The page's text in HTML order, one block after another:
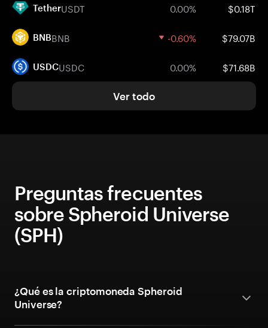
TetherUSDT 0.00% $0.18T
BNBBNB -0.60% $79.07B
USDCUSDC 0.00% $71.68B
Ver todo
Preguntas frecuentes
sobre Spheroid Universe
(SPH)
¿Qué es la criptomoneda Spheroid
Universe?